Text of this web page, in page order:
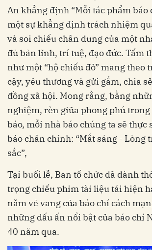
An khẳng định “Mỗi tác phẩm báo
một sự khẳng định trách nhiệm
và soi chiếu chân dung của một
đủ bản lĩnh, trí tuệ, đạo đức. Tấm
như một “hộ chiếu đỏ” mang theo
cậy, yêu thương và gửi gắm, chia
đồng xã hội. Mong rằng, bằng
nghiệm, rèn giũa phong phú trong
báo, mỗi nhà báo chúng ta sẽ thực
báo chân chính: “Mắt sáng - Lòng
sắc”,
Tại buổi lễ, Ban tổ chức đã dành
trọng chiếu phim tài liệu tái hiện
năm vẻ vang của báo chí cách
những dấu ấn nổi bật của báo chí
40 năm qua.